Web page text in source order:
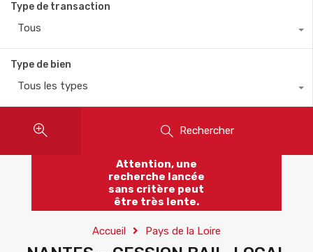
Type de transaction
Tous
Type de bien
Tous les types
Rechercher
Attention, une
recherche lancée
sans critère peut
être très lente.
Accueil Pays de la Loire